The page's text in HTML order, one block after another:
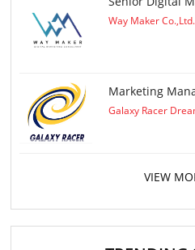
Way Maker Co.,Ltd.
Marketing
Galaxy Racer
VIEW